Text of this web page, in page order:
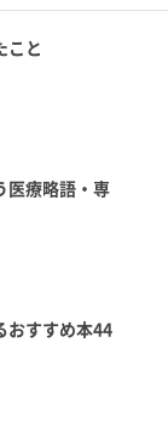
こと
医療略語・専
おすすめ本44